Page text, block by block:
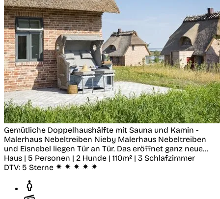
Gemütliche Doppelhaushälfte mit Sauna und Kamin -
Malerhaus Nebeltreiben Nieby Malerhaus Nebeltreiben
und Eisnebel liegen Tür an Tür. Das eröffnet ganz neue...
Haus | 5 Personen | 2 Hunde | 110m² | 3 Schlafzimmer
DTV: 5 Sterne